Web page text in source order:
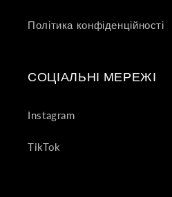
Політика конфіденційності
СОЦІАЛЬНІ МЕРЕЖІ
Instagram
TikTok